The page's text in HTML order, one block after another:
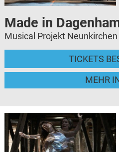
Made in
Musical Projekt Neunkirchen
TICKETS
MEHR